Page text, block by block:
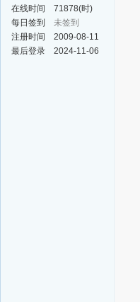
群
在线时间
71878(时)
每日签到
未签到
注册时间
2009-08-11
最后登录
2024-11-06